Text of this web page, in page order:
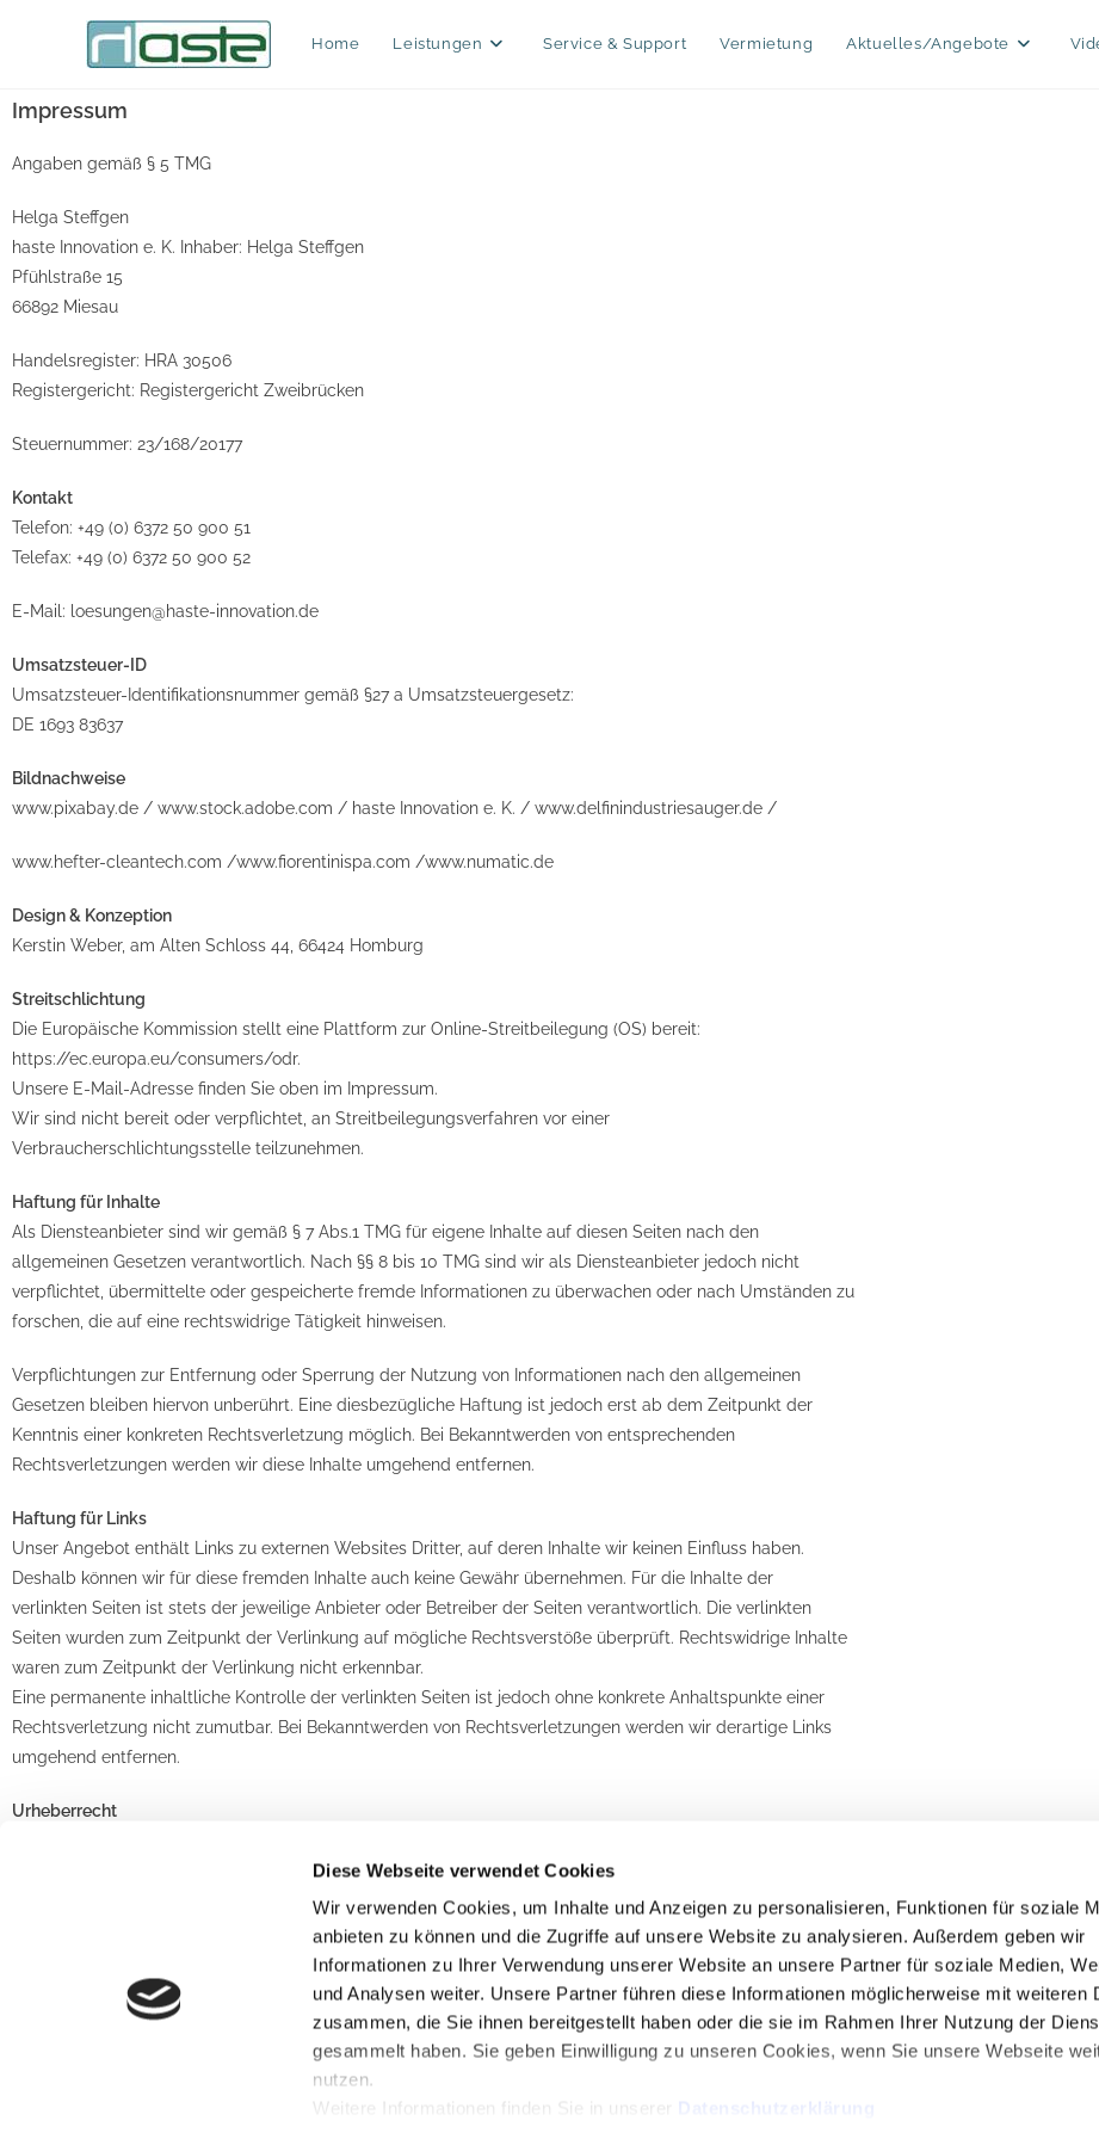
Diese Webseite verwendet Cookies
Wir verwenden Cookies, um Inhalte und Anzeigen zu personalisieren, Funktionen für soziale
anbieten zu können und die Zugriffe auf unsere Website zu analysieren. Außerdem geben wir
Informationen zu Ihrer Verwendung unserer Website an unsere Partner für soziale Medien,
und Analysen weiter. Unsere Partner führen diese Informationen möglicherweise mit weiteren
zusammen, die Sie ihnen bereitgestellt haben oder die sie im Rahmen Ihrer Nutzung der
gesammelt haben. Sie geben Einwilligung zu unseren Cookies, wenn Sie unsere Webseite
nutzen.
Weitere Informationen finden Sie in unserer
Datenschutzerklärung
Home Leistungen Service & Support Vermietung Aktuelles/Angebote
Impressum
Angaben gemäß § 5 TMG
Helga Steffgen
haste Innovation e. K. Inhaber: Helga Steffgen
Pfühlstraße 15
66892 Miesau
Handelsregister: HRA 30506
Registergericht: Registergericht Zweibrücken
Steuernummer: 23/168/20177
Kontakt
Telefon: +49 (0) 6372 50 900 51
Telefax: +49 (0) 6372 50 900 52
E-Mail: loesungen@haste-innovation.de
Umsatzsteuer-ID
Umsatzsteuer-Identifikationsnummer gemäß §27 a Umsatzsteuergesetz:
DE 1693 83637
Bildnachweise
www.pixabay.de / www.stock.adobe.com / haste Innovation e. K. / www.delfinindustriesauger.de /
www.hefter-cleantech.com /www.fiorentinispa.com /www.numatic.de
Design & Konzeption
Kerstin Weber, am Alten Schloss 44, 66424 Homburg
Streitschlichtung
Die Europäische Kommission stellt eine Plattform zur Online-Streitbeilegung (OS) bereit:
https://ec.europa.eu/consumers/odr.
Unsere E-Mail-Adresse finden Sie oben im Impressum.
Wir sind nicht bereit oder verpflichtet, an Streitbeilegungsverfahren vor einer
Verbraucherschlichtungsstelle teilzunehmen.
Haftung für Inhalte
Als Diensteanbieter sind wir gemäß § 7 Abs.1 TMG für eigene Inhalte auf diesen Seiten nach den
allgemeinen Gesetzen verantwortlich. Nach §§ 8 bis 10 TMG sind wir als Diensteanbieter jedoch nicht
verpflichtet, übermittelte oder gespeicherte fremde Informationen zu überwachen oder nach Umständen zu
forschen, die auf eine rechtswidrige Tätigkeit hinweisen.
Verpflichtungen zur Entfernung oder Sperrung der Nutzung von Informationen nach den allgemeinen
Gesetzen bleiben hiervon unberührt. Eine diesbezügliche Haftung ist jedoch erst ab dem Zeitpunkt der
Kenntnis einer konkreten Rechtsverletzung möglich. Bei Bekanntwerden von entsprechenden
Rechtsverletzungen werden wir diese Inhalte umgehend entfernen.
Haftung für Links
Unser Angebot enthält Links zu externen Websites Dritter, auf deren Inhalte wir keinen Einfluss haben.
Deshalb können wir für diese fremden Inhalte auch keine Gewähr übernehmen. Für die Inhalte der
verlinkten Seiten ist stets der jeweilige Anbieter oder Betreiber der Seiten verantwortlich. Die verlinkten
Seiten wurden zum Zeitpunkt der Verlinkung auf mögliche Rechtsverstöße überprüft. Rechtswidrige Inhalte
waren zum Zeitpunkt der Verlinkung nicht erkennbar.
Eine permanente inhaltliche Kontrolle der verlinkten Seiten ist jedoch ohne konkrete Anhaltspunkte einer
Rechtsverletzung nicht zumutbar. Bei Bekanntwerden von Rechtsverletzungen werden wir derartige Links
umgehend entfernen.
Urheberrecht
Urheberrecht. Die Vervielfältigung, Bearbeitung, Verbreitung und jede Art der Verwertung außerhalb der
Grenzen des Urheberrechtes bedürfen der schriftlichen Zustimmung des jeweiligen Autors bzw. Erstellers.
Downloads und Kopien dieser Seite sind nur für den privaten, nicht kommerziellen Gebrauch gestattet.
Soweit die Inhalte auf dieser Seite nicht vom Betreiber erstellt wurden, werden die Urheberrechte Dritter
beachtet. Insbesondere werden Inhalte Dritter als solche gekennzeichnet. Sollten Sie trotzdem auf eine
Urheberrechtsverletzung aufmerksam werden, bitten wir um einen entsprechenden Hinweis. Bei
Bekanntwerden von Rechtsverletzungen werden wir derartige Inhalte umgehend entfernen.